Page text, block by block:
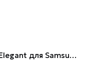
Кожаный чехол-книжка GETMAN Elegant для Samsung Galaxy M34 5G Зелёный